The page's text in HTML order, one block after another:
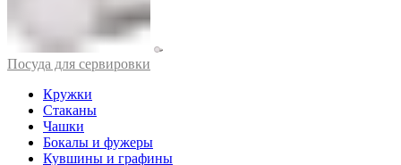
Посуда для сервировки
Кружки
Стаканы
Чашки
Бокалы и фужеры
Кувшины и графины